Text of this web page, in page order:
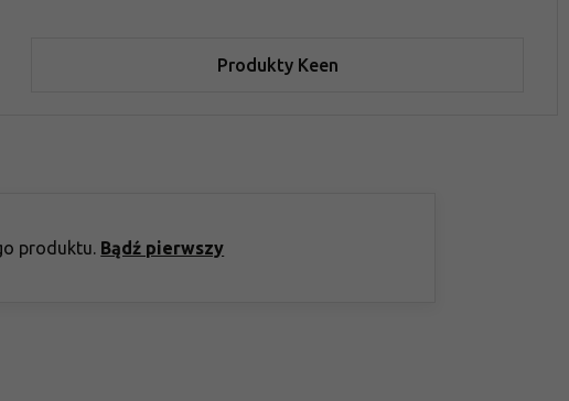
Produkty Keen
produktu. Bądź pierwszy